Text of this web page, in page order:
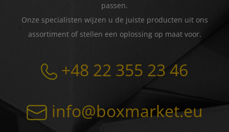
passen.
Onze specialisten wijzen u de juiste producten uit ons
assortiment of stellen een oplossing op maat voor.
+48 22 355 23 46
info@boxmarket.eu